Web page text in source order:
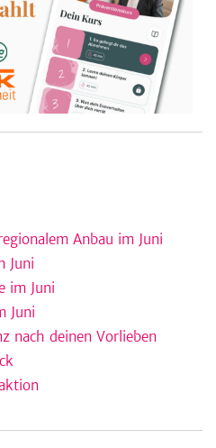
Anbau im Juni
Juni
im Juni
Juni
nach deinen Vorlieben